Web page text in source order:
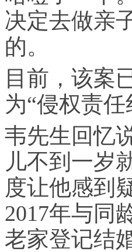
决定去做亲
的。
目前，该案
为“侵权责任
韦先生回忆
儿不到一岁
度让他感到
2017年与同
老家登记结